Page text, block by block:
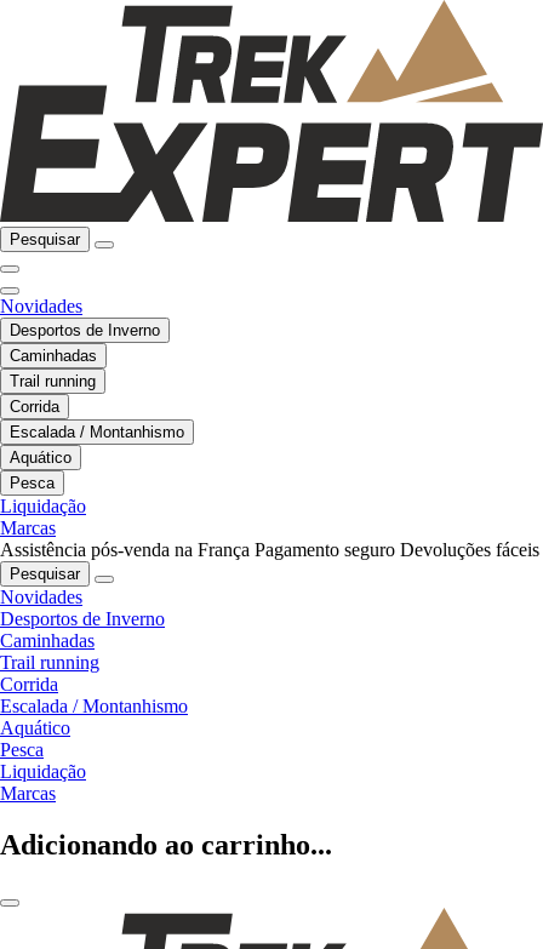
Pesquisar
Novidades
Desportos de Inverno
Caminhadas
Trail running
Corrida
Escalada / Montanhismo
Aquático
Pesca
Liquidação
Marcas
Assistência pós-venda na França Pagamento seguro Devoluções fáceis
Pesquisar
Novidades
Desportos de Inverno
Caminhadas
Trail running
Corrida
Escalada / Montanhismo
Aquático
Pesca
Liquidação
Marcas
Adicionando ao carrinho...